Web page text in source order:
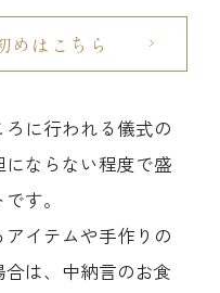
めはこちら
に行われる儀式の
ならない程度で盛
す。
イテムや手作りの
は、中納言のお食